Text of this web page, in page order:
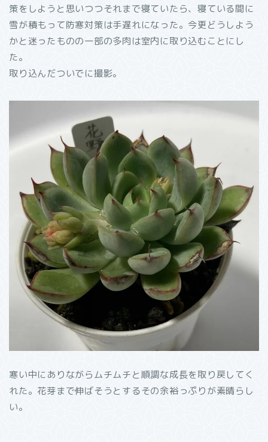
策をしようと思いつつそれまで寝ていたら、寝ている間に
雪が積もって防寒対策は手遅れになった。今更どうしよう
かと迷ったものの一部の多肉は室内に取り込むことにし
た。
取り込んだついでに撮影。
寒い中にありながらムチムチと順調な成長を取り戻してく
れた。花芽まで伸ばそうとするその余裕っぷりが素晴らし
い。